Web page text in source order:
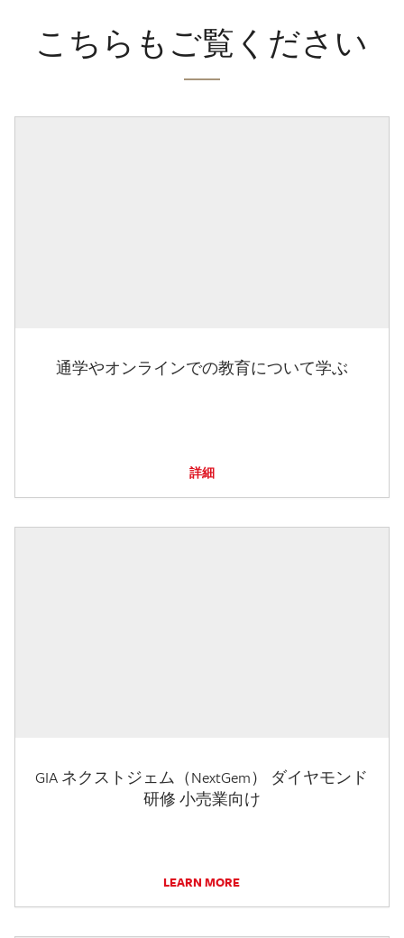
こちらもご覧ください
通学やオンラインでの教育について学ぶ
詳細
GIA ネクストジェム（NextGem） ダイヤモンド
研修 小売業向け
LEARN MORE